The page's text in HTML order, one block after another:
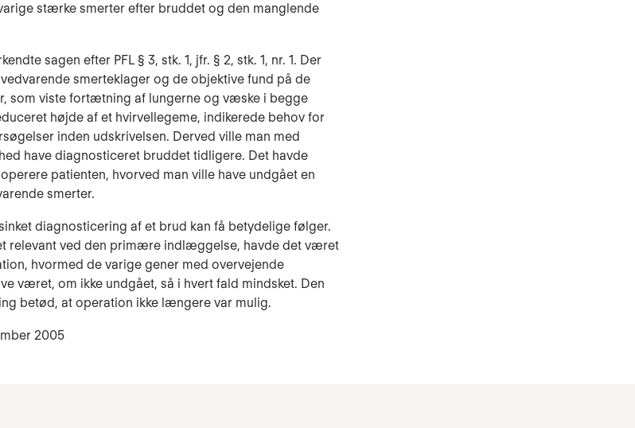
stærke smerter efter bruddet og den manglende
sagen efter PFL § 3, stk. 1, jfr. § 2, stk. 1, nr. 1. Der
smerteklager og de objektive fund på de
som viste fortætning af lungerne og væske i begge
højde af et hvirvellegeme, indikerede behov for
inden udskrivelsen. Derved ville man med
have diagnosticeret bruddet tidligere. Det havde
patienten, hvorved man ville have undgået en
smerter.
diagnosticering af et brud kan få betydelige følger.
relevant ved den primære indlæggelse, havde det været
hvormed de varige gener med overvejende
været, om ikke undgået, så i hvert fald mindsket. Den
betød, at operation ikke længere var mulig.
2005